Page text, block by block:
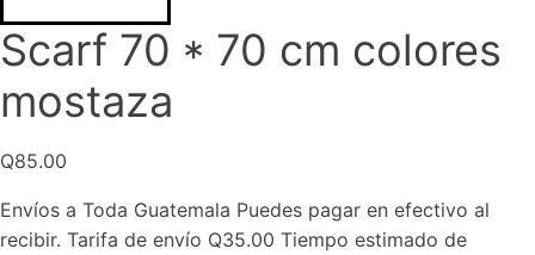
Scarf 70 * 70 cm colores
mostaza
Q85.00
Envíos a Toda Guatemala Puedes pagar en efectivo al
recibir. Tarifa de envío Q35.00 Tiempo estimado de